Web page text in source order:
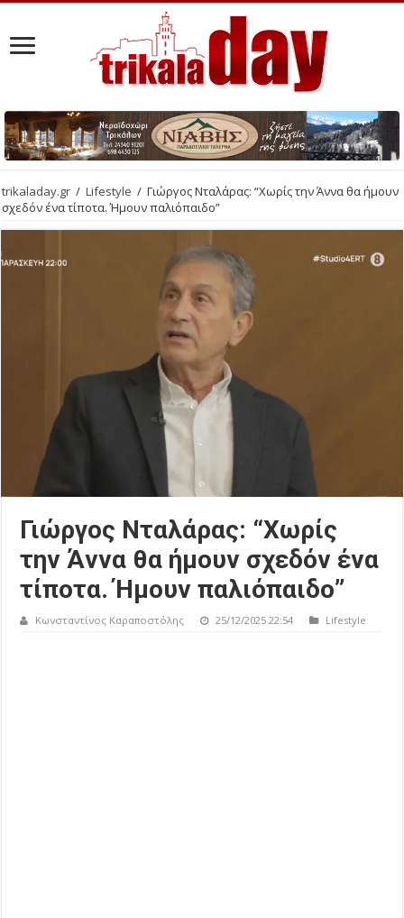
trikaladay.gr / Lifestyle / Γιώργος Νταλάρας: “Χωρίς την Άννα θα ήμουν
σχεδόν ένα τίποτα. Ήμουν παλιόπαιδο”
Γιώργος Νταλάρας: “Χωρίς
την Άννα θα ήμουν σχεδόν ένα
τίποτα. Ήμουν παλιόπαιδο”
Κωνσταντίνος Καραποστόλης 25/12/2025 22:54 Lifestyle